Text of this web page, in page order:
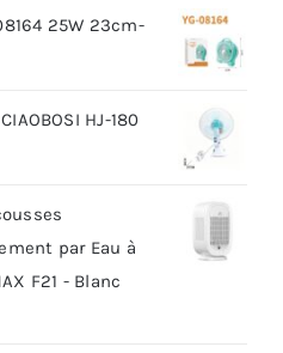
25W 23cm-
HJ-180
par Eau à
F21 - Blanc